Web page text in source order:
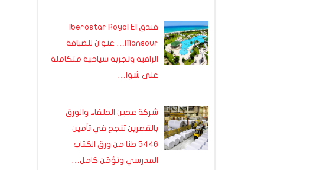
فندق Iberostar Royal El
Mansour… عنوان للضيافة
الراقية وتجربة سياحية متكاملة
على شوا…
شركة عجين الحلفاء والورق
بالقصرين تنجح في تأمين
5446 طنا من ورق الكتاب
المدرسي وتؤمّن كامل…